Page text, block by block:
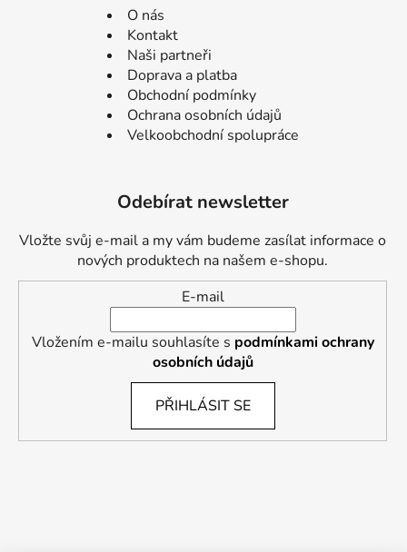
O nás
Kontakt
Naši partneři
Doprava a platba
Obchodní podmínky
Ochrana osobních údajů
Velkoobchodní spolupráce
Odebírat newsletter
Vložte svůj e-mail a my vám budeme zasílat informace o
nových produktech na našem e-shopu.
E-mail
Vložením e-mailu souhlasíte s podmínkami ochrany
osobních údajů
PŘIHLÁSIT SE